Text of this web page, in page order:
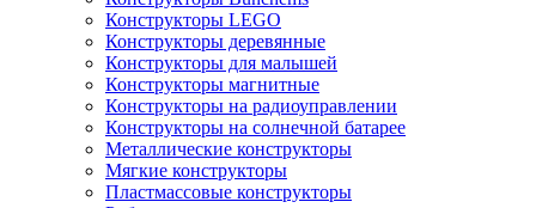
Конструкторы LEGO
Конструкторы деревянные
Конструкторы для малышей
Конструкторы магнитные
Конструкторы на радиоуправлении
Конструкторы на солнечной батарее
Металлические конструкторы
Мягкие конструкторы
Пластмассовые конструкторы